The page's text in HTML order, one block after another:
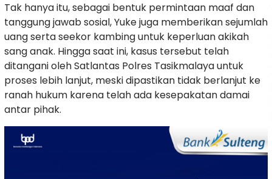
Tak hanya itu, sebagai bentuk permintaan maaf dan
tanggung jawab sosial, Yuke juga memberikan sejumlah
uang serta seekor kambing untuk keperluan akikah
sang anak. Hingga saat ini, kasus tersebut telah
ditangani oleh Satlantas Polres Tasikmalaya untuk
proses lebih lanjut, meski dipastikan tidak berlanjut ke
ranah hukum karena telah ada kesepakatan damai
antar pihak.